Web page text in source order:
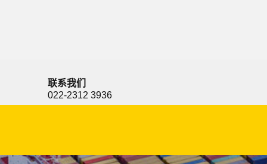
联系我们
022-2312 3936